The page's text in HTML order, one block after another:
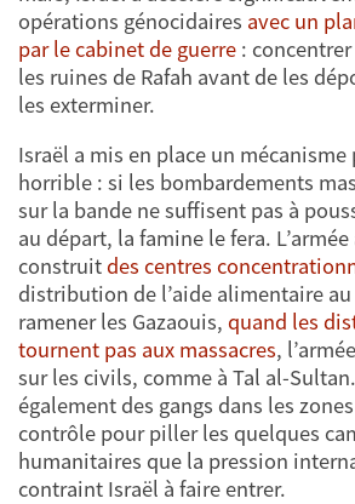
opérations génocidaires avec un
par le cabinet de guerre :
les ruines de Rafah avant de les
les exterminer.
Israël a mis en place un
horrible : si les bombardements
sur la bande ne suffisent pas à
au départ, la famine le fera.
construitdes centres
distribution de l’aide alimentaire
ramener les Gazaouis, quand les
tournent pas aux massacres,
sur les civils, comme à Tal al-
également des gangs dans les
contrôle pour piller les quelques
humanitaires que la pression
contraint Israël à faire entrer.